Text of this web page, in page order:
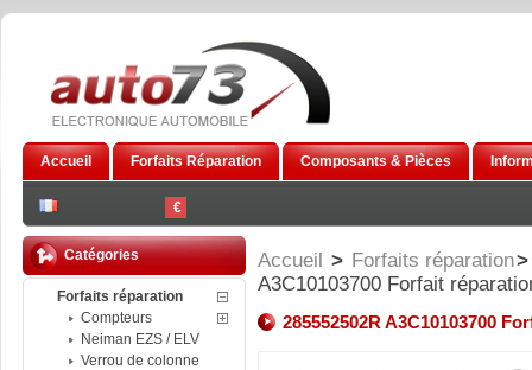
€
Accueil Forfaits Réparation Composants & Pièces
Catégories
Forfaits réparation
Compteurs
Neiman EZS / ELV
Verrou de colonne
Accueil > Forfaits réparation>
A3C10103700 Forfait
285552502R A3C10103700